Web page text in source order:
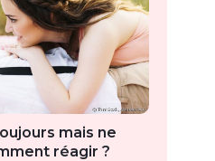
mais ne
réagir ?